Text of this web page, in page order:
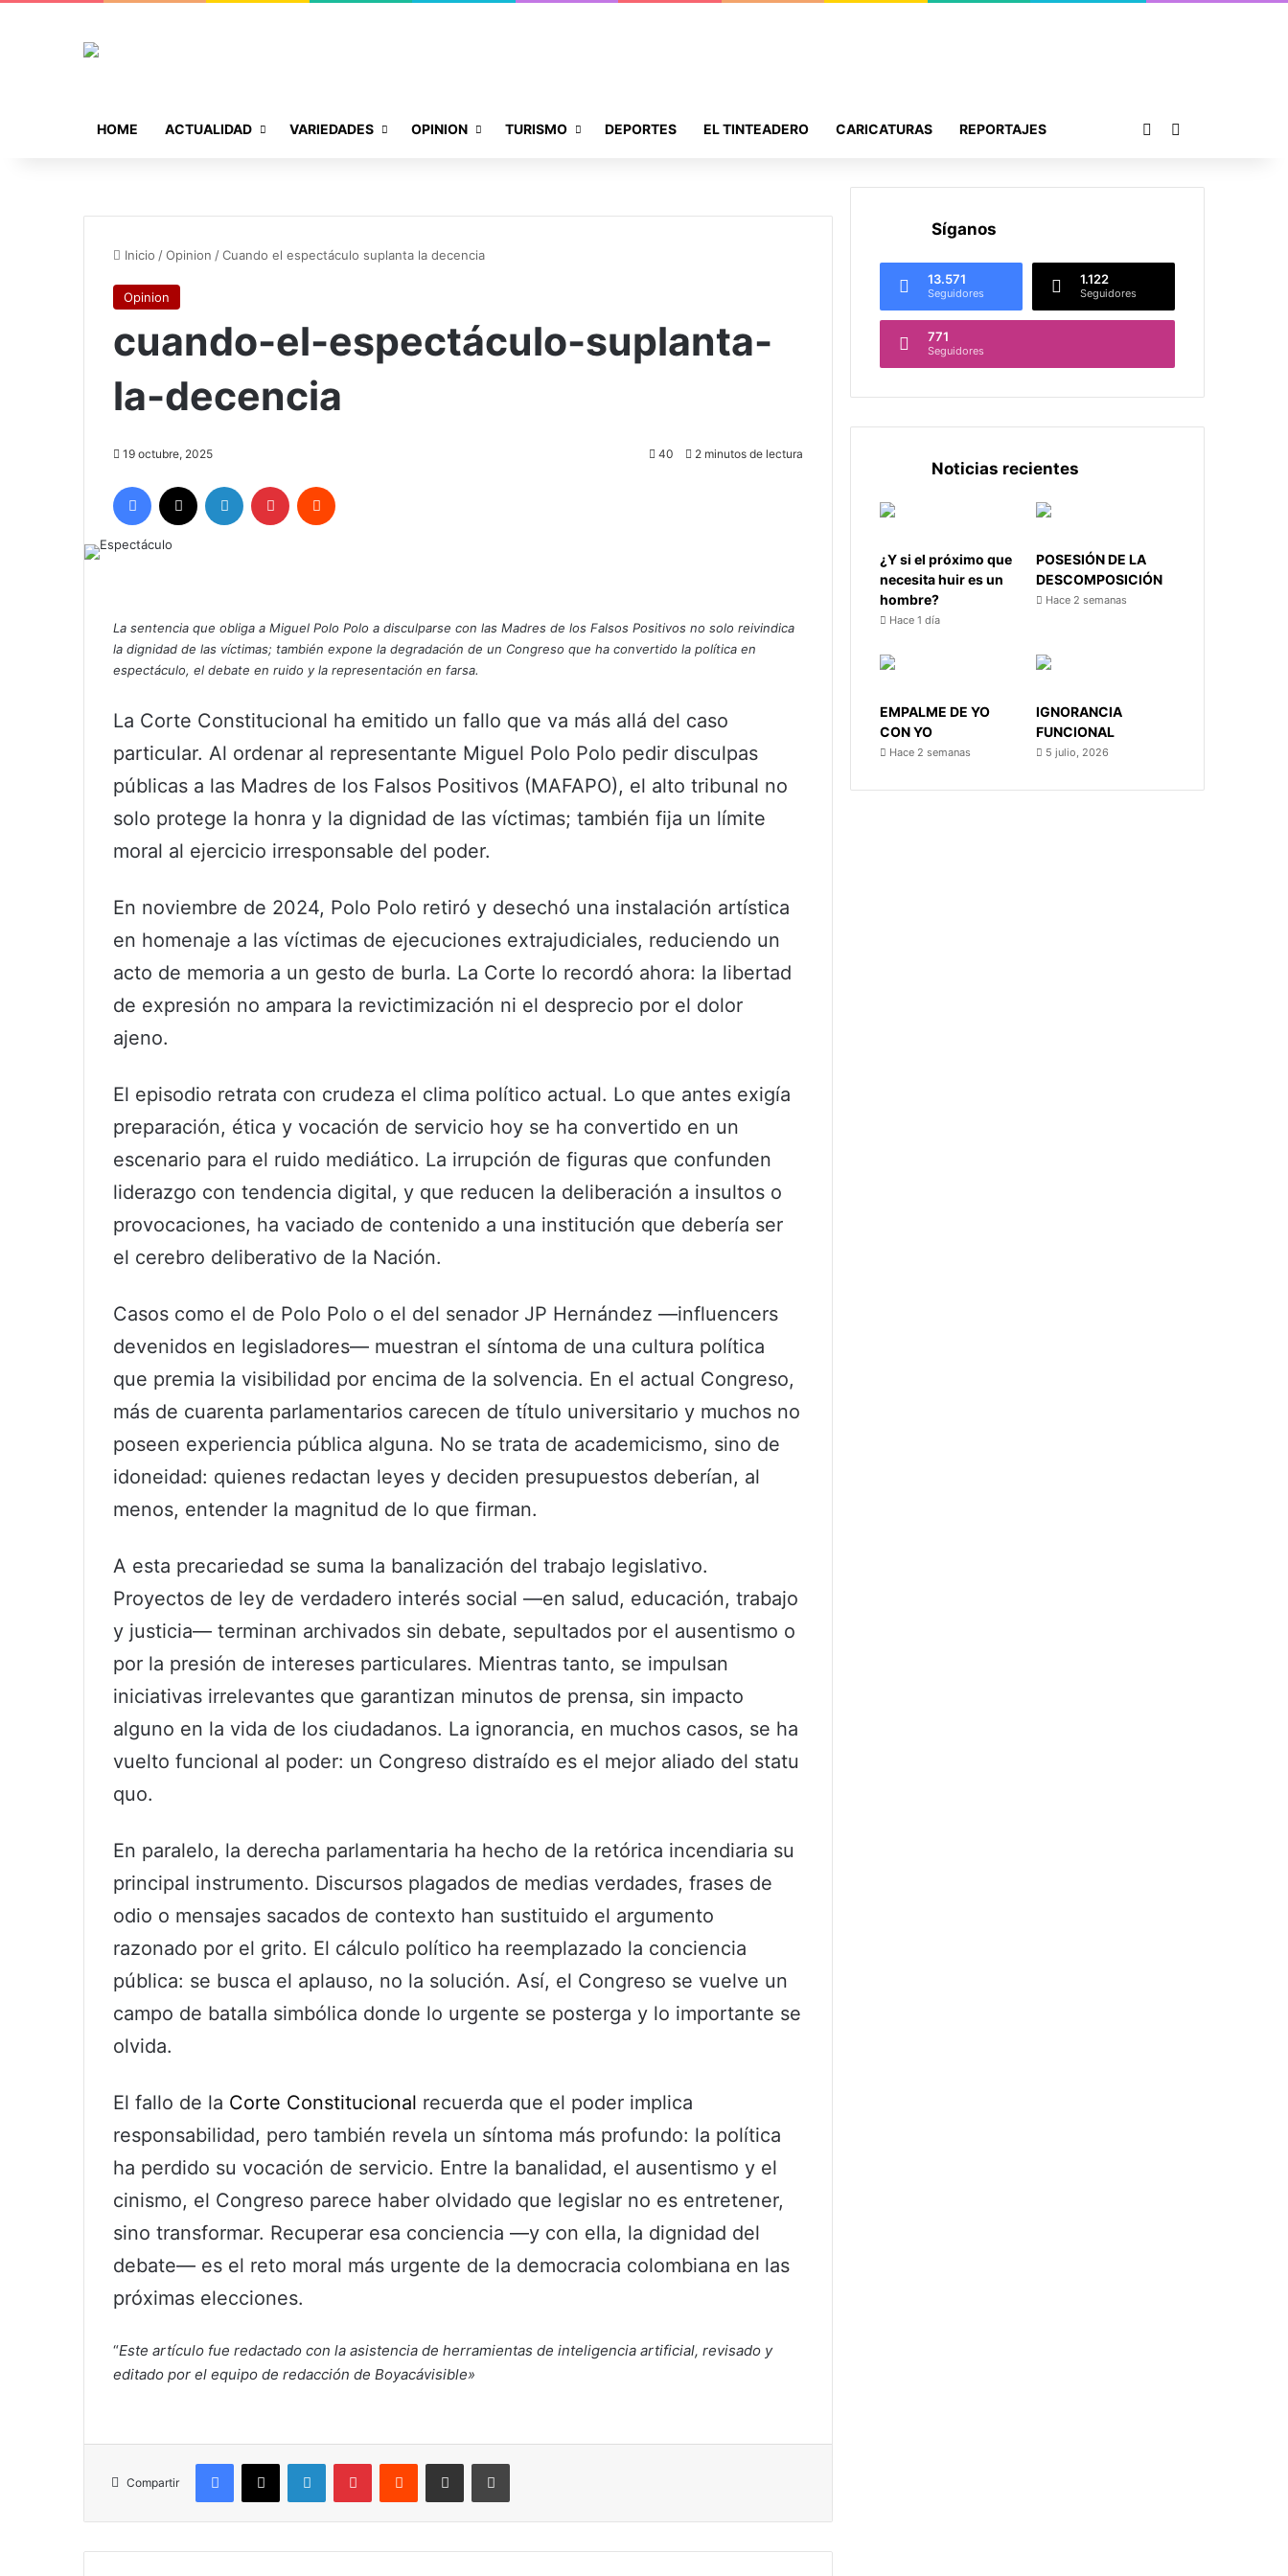
HOME ACTUALIDAD VARIEDADES OPINION TURISMO DEPORTES EL TINTEADERO CARICATURAS REPORTAJES Publicación al azar
Inicio /Opinion /Cuando el espectáculo suplanta la decencia
Opinion
cuando-el-espectáculo-suplanta-
la-decencia
19 octubre, 2025 40 2 minutos de lectura
Facebook LinkedIn Pinterest
La sentencia que obliga a Miguel Polo Polo a disculparse con las Madres de los Falsos Positivos no solo reivindica
la dignidad de las víctimas; también expone la degradación de un Congreso que ha convertido la política en
espectáculo, el debate en ruido y la representación en farsa.
La Corte Constitucional ha emitido un fallo que va más allá del caso
particular. Al ordenar al representante Miguel Polo Polo pedir disculpas
públicas a las Madres de los Falsos Positivos (MAFAPO), el alto tribunal no
solo protege la honra y la dignidad de las víctimas; también fija un límite
moral al ejercicio irresponsable del poder.
En noviembre de 2024, Polo Polo retiró y desechó una instalación artística
en homenaje a las víctimas de ejecuciones extrajudiciales, reduciendo un
acto de memoria a un gesto de burla. La Corte lo recordó ahora: la libertad
de expresión no ampara la revictimización ni el desprecio por el dolor
ajeno.
El episodio retrata con crudeza el clima político actual. Lo que antes exigía
preparación, ética y vocación de servicio hoy se ha convertido en un
escenario para el ruido mediático. La irrupción de figuras que confunden
liderazgo con tendencia digital, y que reducen la deliberación a insultos o
provocaciones, ha vaciado de contenido a una institución que debería ser
el cerebro deliberativo de la Nación.
Casos como el de Polo Polo o el del senador JP Hernández —influencers
devenidos en legisladores— muestran el síntoma de una cultura política
que premia la visibilidad por encima de la solvencia. En el actual Congreso,
más de cuarenta parlamentarios carecen de título universitario y muchos no
poseen experiencia pública alguna. No se trata de academicismo, sino de
idoneidad: quienes redactan leyes y deciden presupuestos deberían, al
menos, entender la magnitud de lo que firman.
A esta precariedad se suma la banalización del trabajo legislativo.
Proyectos de ley de verdadero interés social —en salud, educación, trabajo
y justicia— terminan archivados sin debate, sepultados por el ausentismo o
por la presión de intereses particulares. Mientras tanto, se impulsan
iniciativas irrelevantes que garantizan minutos de prensa, sin impacto
alguno en la vida de los ciudadanos. La ignorancia, en muchos casos, se ha
vuelto funcional al poder: un Congreso distraído es el mejor aliado del statu
quo.
En paralelo, la derecha parlamentaria ha hecho de la retórica incendiaria su
principal instrumento. Discursos plagados de medias verdades, frases de
odio o mensajes sacados de contexto han sustituido el argumento
razonado por el grito. El cálculo político ha reemplazado la conciencia
pública: se busca el aplauso, no la solución. Así, el Congreso se vuelve un
campo de batalla simbólica donde lo urgente se posterga y lo importante se
olvida.
El fallo de la Corte Constitucional recuerda que el poder implica
responsabilidad, pero también revela un síntoma más profundo: la política
ha perdido su vocación de servicio. Entre la banalidad, el ausentismo y el
cinismo, el Congreso parece haber olvidado que legislar no es entretener,
sino transformar. Recuperar esa conciencia —y con ella, la dignidad del
debate— es el reto moral más urgente de la democracia colombiana en las
próximas elecciones.
“Este artículo fue redactado con la asistencia de herramientas de inteligencia artificial, revisado y
editado por el equipo de redacción de Boyacávisible»
Compartir
Facebook
X LinkedInPinterestReddit Compartir por correo electrónicoImprimir
Síganos
13.571
Seguidores
1.122
Seguidores
771
Seguidores
Noticias recientes
¿Y si el próximo que
necesita huir es un
hombre?
Hace 1 día
POSESIÓN DE LA
DESCOMPOSICIÓN
Hace 2 semanas
EMPALME DE YO
CON YO
Hace 2 semanas
IGNORANCIA
FUNCIONAL
5 julio, 2026